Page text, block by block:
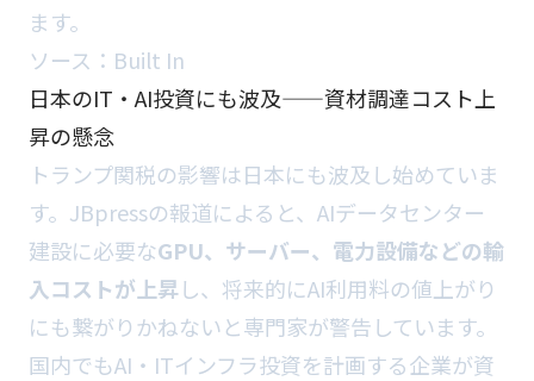
ます。
ソース： Built In
日本のIT・AI投資にも波及——資材調達コスト上
昇の懸念
トランプ関税の影響は日本にも波及し始めていま
す。JBpressの報道によると、AIデータセンター
建設に必要なGPU、サーバー、電力設備などの輸
入コストが上昇し、将来的にAI利用料の値上がり
にも繋がりかねないと専門家が警告しています。
国内でもAI・ITインフラ投資を計画する企業が資